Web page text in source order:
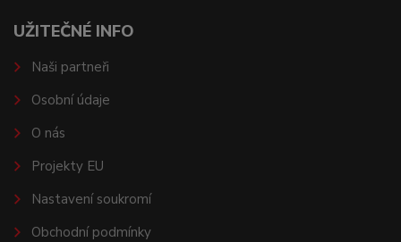
UŽITEČNÉ INFO
Naši partneři
Osobní údaje
O nás
Projekty EU
Nastavení soukromí
Obchodní podmínky